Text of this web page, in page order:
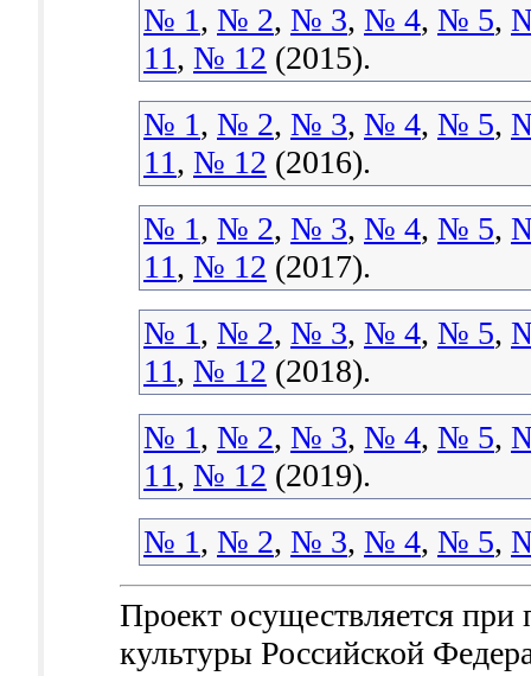
№ 1, № 2, № 3, № 4, № 5,
11, № 12 (2015).
№ 1, № 2, № 3, № 4, № 5,
11, № 12 (2016).
№ 1, № 2, № 3, № 4, № 5,
11, № 12 (2017).
№ 1, № 2, № 3, № 4, № 5,
11, № 12 (2018).
№ 1, № 2, № 3, № 4, № 5,
11, № 12 (2019).
№ 1, № 2, № 3, № 4, № 5,
Проект осуществляется
культуры Российской